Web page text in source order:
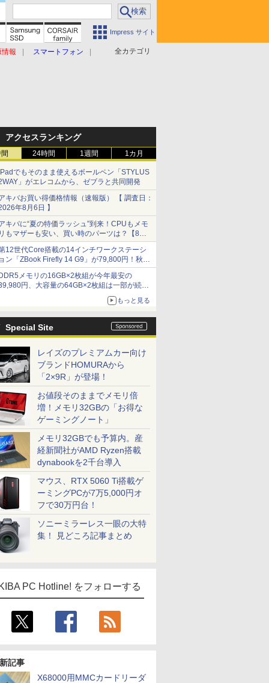
Impress サイト
全カテゴリ
情報 スマートフォン
アクセスランキング
24時間 1週間 1カ月
でもそのまま使えるボールペン「STYLUS
」がエレコムから、ゼブラと共同開発
キバお買い得価格情報（速報版） 【 調査日：
年8月6日 】
キバに“夏の特価ラッシュ”到来！CPUもメモ
もマザーも安い、買い時のパーツは？【8月7
(金)22時配信】
12世代Core搭載の14インチワークステーシ
ン「ZBook Firefly 14 G9」が79,800円！秋葉
で中古PCセール
メモリの16GB×2枚組が今年最安の
円、大容量の64GB×2枚組は一部が続騰
もっと見る
Special Site
レイズのプレミアムカー向け
ブランドHOMURAから
「2×9R」が登場！
お値段そのままでメモリ倍
増！メモリ32GBの「お得な
ゲーミングノート」
メモリ32GBでも予算内。産
経新聞社がAMD Ryzen搭載
dynabookを2千台導入
マウス、RTX 5060 Ti搭載ゲ
ーミングPCが7万5,000円オ
フで30万円台！
ソニーミラーレス一眼の大特
集！ 見どころ記事まとめ
PC Hotline! をフォローする
記事
X68000用MMCカードリーダ